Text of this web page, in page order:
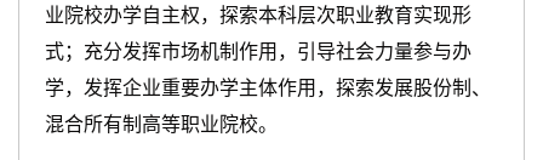
业院校办学自主权，探索本科层次职业教育实现形
式；充分发挥市场机制作用，引导社会力量参与办
学，发挥企业重要办学主体作用，探索发展股份制、
混合所有制高等职业院校。